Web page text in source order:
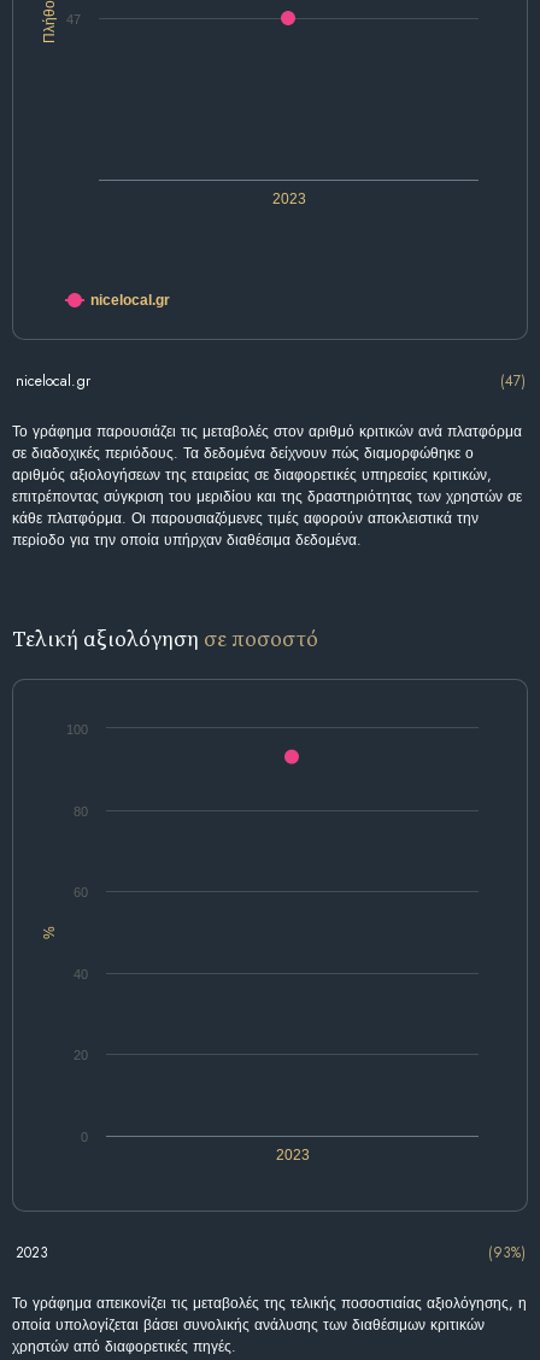
Πλήθος
2023
47
nicelocal.gr
nicelocal.gr (47)
Το γράφημα παρουσιάζει τις μεταβολές στον αριθμό κριτικών ανά πλατφόρμα
σε διαδοχικές περιόδους. Τα δεδομένα δείχνουν πώς διαμορφώθηκε ο
αριθμός αξιολογήσεων της εταιρείας σε διαφορετικές υπηρεσίες κριτικών,
επιτρέποντας σύγκριση του μεριδίου και της δραστηριότητας των χρηστών σε
κάθε πλατφόρμα. Οι παρουσιαζόμενες τιμές αφορούν αποκλειστικά την
περίοδο για την οποία υπήρχαν διαθέσιμα δεδομένα.
Τελική αξιολόγηση σε ποσοστό
%
2023
0
20
40
60
80
100
2023 (93%)
Το γράφημα απεικονίζει τις μεταβολές της τελικής ποσοστιαίας αξιολόγησης, η
οποία υπολογίζεται βάσει συνολικής ανάλυσης των διαθέσιμων κριτικών
χρηστών από διαφορετικές πηγές.